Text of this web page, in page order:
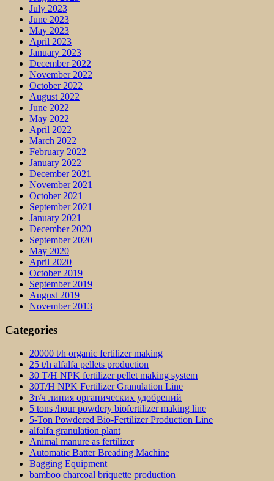
July 2023
June 2023
May 2023
April 2023
January 2023
December 2022
November 2022
October 2022
August 2022
June 2022
May 2022
April 2022
March 2022
February 2022
January 2022
December 2021
November 2021
October 2021
September 2021
January 2021
December 2020
September 2020
May 2020
April 2020
October 2019
September 2019
August 2019
November 2013
Categories
20000 t/h organic fertilizer making
25 t/h alfalfa pellets production
30 T/H NPK fertilizer pellet making system
30T/H NPK Fertilizer Granulation Line
3т/ч линия органических удобрений
5 tons /hour powdery biofertilizer making line
5-Ton Powdered Bio-Fertilizer Production Line
alfalfa granulation plant
Animal manure as fertilizer
Automatic Batter Breading Machine
Bagging Equipment
bamboo charcoal briquette production